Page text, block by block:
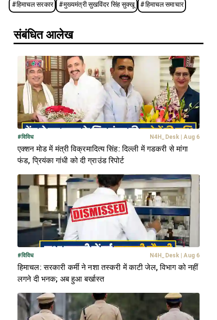
#हिमाचल सरकार #मुख्यमंत्री सुखविंदर सिंह सुक्खू #हिमाचल समाचार
संबंधित आलेख
#विविध N4H_Desk | Aug 6
एक्शन मोड में मंत्री विक्रमादित्य सिंह: दिल्ली में गडकरी से मांगा
फंड, प्रियंका गांधी को दी ग्राउंड रिपोर्ट
#विविध N4H_Desk | Aug 6
हिमाचल: सरकारी कर्मी ने नशा तस्करी में काटी जेल, विभाग को नहीं
लगने दी भनक; अब हुआ बर्खास्त